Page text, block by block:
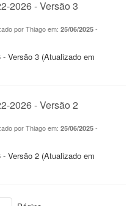
2026 - Versão 3
por Thiago em: 25/06/2025 -
Versão 3 (Atualizado em
2026 - Versão 2
por Thiago em: 25/06/2025 -
Versão 2 (Atualizado em